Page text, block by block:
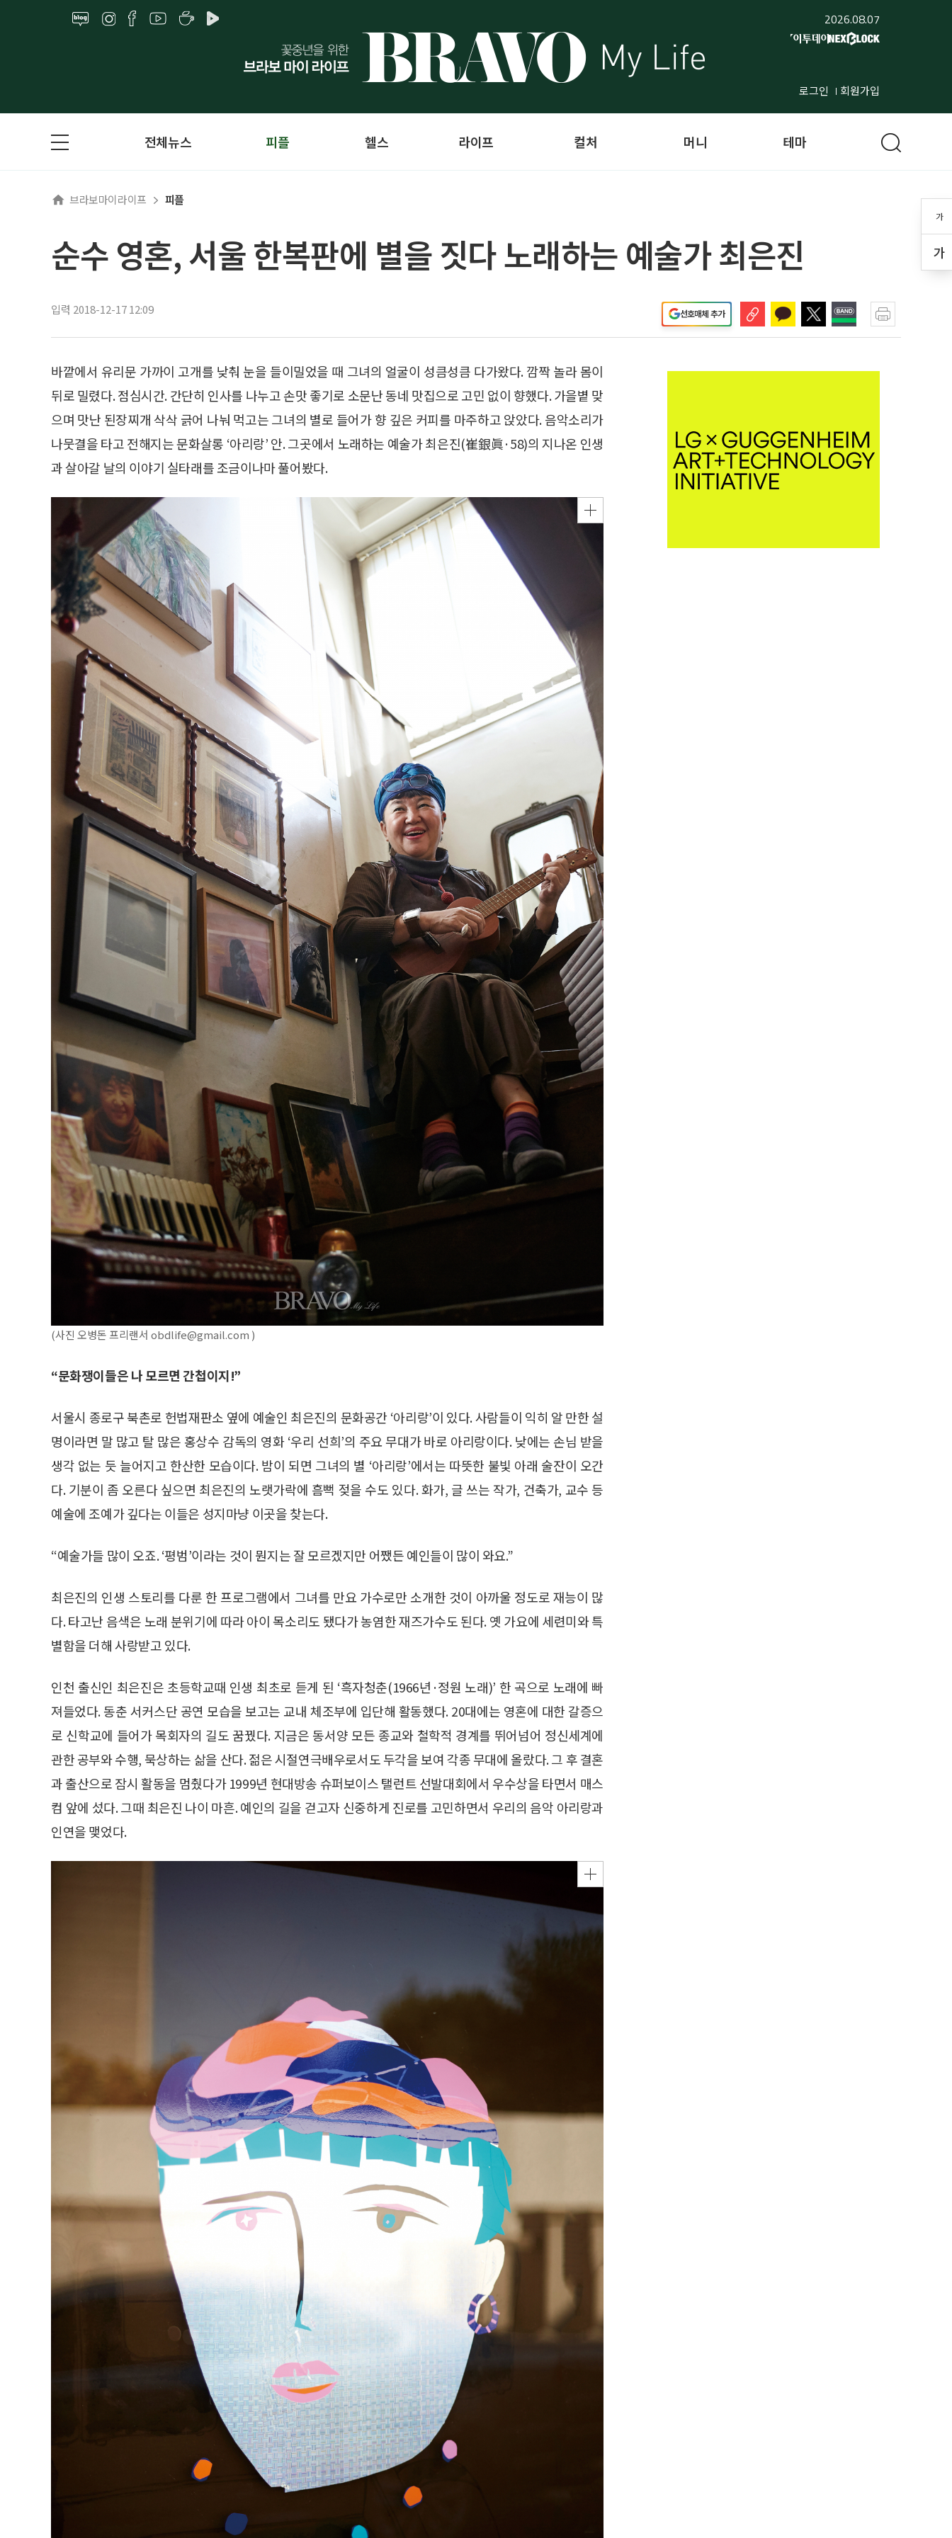
2026.08.07
로그인 회원가입
가
가
전체뉴스 피플 헬스 라이프 컬처 머니 테마
브라보마이라이프 피플
순수 영혼, 서울 한복판에 별을 짓다 노래하는 예술가 최은진
입력 2018-12-17 12:09 선호매체 추가
바깥에서 유리문 가까이 고개를 낮춰 눈을 들이밀었을 때 그녀의 얼굴이 성큼성큼 다가왔다. 깜짝 놀라 몸이
뒤로 밀렸다. 점심시간. 간단히 인사를 나누고 손맛 좋기로 소문난 동네 맛집으로 고민 없이 향했다. 가을볕 맞
으며 맛난 된장찌개 삭삭 긁어 나눠 먹고는 그녀의 별로 들어가 향 깊은 커피를 마주하고 앉았다. 음악소리가
나뭇결을 타고 전해지는 문화살롱 ‘아리랑’ 안. 그곳에서 노래하는 예술가 최은진(崔銀眞·58)의 지나온 인생
과 살아갈 날의 이야기 실타래를 조금이나마 풀어봤다.
(사진 오병돈 프리랜서 obdlife@gmail.com )
“문화쟁이들은 나 모르면 간첩이지!”
서울시 종로구 북촌로 헌법재판소 옆에 예술인 최은진의 문화공간 ‘아리랑’이 있다. 사람들이 익히 알 만한 설
명이라면 말 많고 탈 많은 홍상수 감독의 영화 ‘우리 선희’의 주요 무대가 바로 아리랑이다. 낮에는 손님 받을
생각 없는 듯 늘어지고 한산한 모습이다. 밤이 되면 그녀의 별 ‘아리랑’에서는 따뜻한 불빛 아래 술잔이 오간
다. 기분이 좀 오른다 싶으면 최은진의 노랫가락에 흠뻑 젖을 수도 있다. 화가, 글 쓰는 작가, 건축가, 교수 등
예술에 조예가 깊다는 이들은 성지마냥 이곳을 찾는다.
“예술가들 많이 오죠. ‘평범’이라는 것이 뭔지는 잘 모르겠지만 어쨌든 예인들이 많이 와요.”
최은진의 인생 스토리를 다룬 한 프로그램에서 그녀를 만요 가수로만 소개한 것이 아까울 정도로 재능이 많
다. 타고난 음색은 노래 분위기에 따라 아이 목소리도 됐다가 농염한 재즈가수도 된다. 옛 가요에 세련미와 특
별함을 더해 사랑받고 있다.
인천 출신인 최은진은 초등학교때 인생 최초로 듣게 된 ‘흑자청춘(1966년·정원 노래)’ 한 곡으로 노래에 빠
져들었다. 동춘 서커스단 공연 모습을 보고는 교내 체조부에 입단해 활동했다. 20대에는 영혼에 대한 갈증으
로 신학교에 들어가 목회자의 길도 꿈꿨다. 지금은 동서양 모든 종교와 철학적 경계를 뛰어넘어 정신세계에
관한 공부와 수행, 묵상하는 삶을 산다. 젊은 시절연극배우로서도 두각을 보여 각종 무대에 올랐다. 그 후 결혼
과 출산으로 잠시 활동을 멈췄다가 1999년 현대방송 슈퍼보이스 탤런트 선발대회에서 우수상을 타면서 매스
컴 앞에 섰다. 그때 최은진 나이 마흔. 예인의 길을 걷고자 신중하게 진로를 고민하면서 우리의 음악 아리랑과
인연을 맺었다.